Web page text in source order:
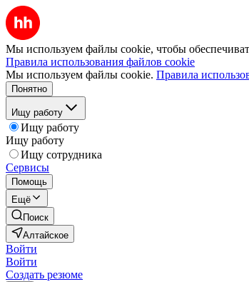
Мы используем файлы cookie, чтобы
Правила использования файлов cookie
Мы используем файлы cookie. Правила
Понятно
Ищу работу
Ищу работу
Ищу работу
Ищу сотрудника
Сервисы
Помощь
Ещё
Поиск
Алтайское
Войти
Войти
Создать резюме